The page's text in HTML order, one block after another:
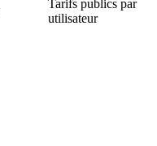
Tarifs publics par
utilisateur